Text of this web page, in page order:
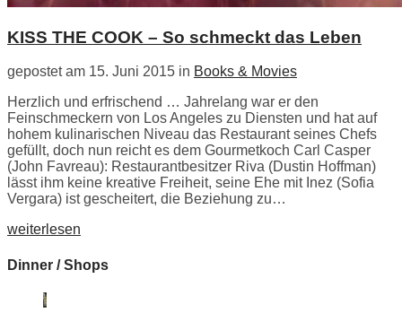
KISS THE COOK – So schmeckt das Leben
gepostet am 15. Juni 2015 in Books & Movies
Herzlich und erfrischend … Jahrelang war er den
Feinschmeckern von Los Angeles zu Diensten und hat auf
hohem kulinarischen Niveau das Restaurant seines Chefs
gefüllt, doch nun reicht es dem Gourmetkoch Carl Casper
(John Favreau): Restaurantbesitzer Riva (Dustin Hoffman)
lässt ihm keine kreative Freiheit, seine Ehe mit Inez (Sofia
Vergara) ist gescheitert, die Beziehung zu…
weiterlesen
Dinner / Shops